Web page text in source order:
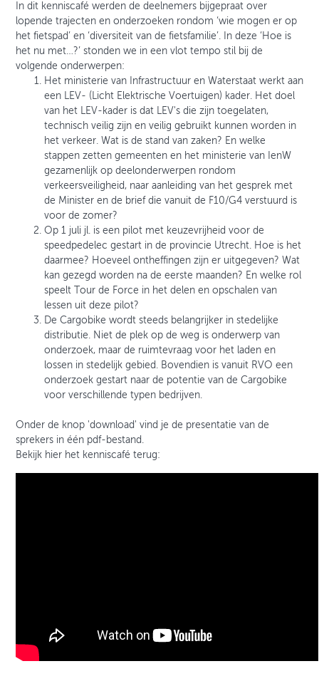
In dit kenniscafé werden de deelnemers bijgepraat over
lopende trajecten en onderzoeken rondom ‘wie mogen er op
het fietspad’ en ‘diversiteit van de fietsfamilie’. In deze ‘Hoe is
het nu met…?’ stonden we in een vlot tempo stil bij de
volgende onderwerpen:
Het ministerie van Infrastructuur en Waterstaat werkt aan
een LEV- (Licht Elektrische Voertuigen) kader. Het doel
van het LEV-kader is dat LEV's die zijn toegelaten,
technisch veilig zijn en veilig gebruikt kunnen worden in
het verkeer. Wat is de stand van zaken? En welke
stappen zetten gemeenten en het ministerie van IenW
gezamenlijk op deelonderwerpen rondom
verkeersveiligheid, naar aanleiding van het gesprek met
de Minister en de brief die vanuit de F10/G4 verstuurd is
voor de zomer?
Op 1 juli jl. is een pilot met keuzevrijheid voor de
speedpedelec gestart in de provincie Utrecht. Hoe is het
daarmee? Hoeveel ontheffingen zijn er uitgegeven? Wat
kan gezegd worden na de eerste maanden? En welke rol
speelt Tour de Force in het delen en opschalen van
lessen uit deze pilot?
De Cargobike wordt steeds belangrijker in stedelijke
distributie. Niet de plek op de weg is onderwerp van
onderzoek, maar de ruimtevraag voor het laden en
lossen in stedelijk gebied. Bovendien is vanuit RVO een
onderzoek gestart naar de potentie van de Cargobike
voor verschillende typen bedrijven.
Onder de knop 'download' vind je de presentatie van de
sprekers in één pdf-bestand.
Bekijk hier het kenniscafé terug: